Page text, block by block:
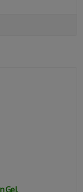
Gel.